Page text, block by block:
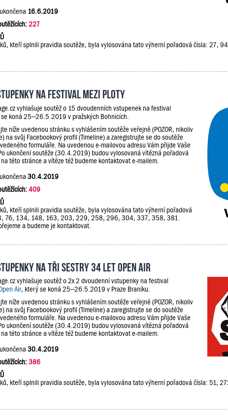
16.6.2019
227
kteří splnili pravidla soutěže, byla vylosována tato výherní pořadová čísla: 27,
na festival Mezi Ploty
vyhlašuje soutěž o 15 dvoudenních vstupenek na festival
koná 25–26.5.2019 v pražských Bohnicích.
níže uvedenou stránku s vyhlášením soutěže veřejně (POZOR, nikoliv
na svůj Facebookový profil (Timeline) a zaregistrujte se do soutěže
formuláře. Na uvedenou e-mailovou adresu Vám přijde Vaše
ukončení soutěže (30.4.2019) budou vylosovaná vítězná pořadová
této stránce a vítěze též budeme kontaktovat e-mailem.
30.4.2019
409
kteří splnili pravidla soutěže, byla vylosována tato výherní pořadová
76, 134, 148, 163, 203, 229, 258, 296, 304, 337, 358, 381.
a budeme je kontaktovat.
na Tři sestry 34 let Open Air
vyhlašuje soutěž o 2x 2 dvoudenní vstupenky na festival
Air, který se koná 25–26.5.2019 v Praze Braníku.
níže uvedenou stránku s vyhlášením soutěže veřejně (POZOR, nikoliv
na svůj Facebookový profil (Timeline) a zaregistrujte se do soutěže
formuláře. Na uvedenou e-mailovou adresu Vám přijde Vaše
ukončení soutěže (30.4.2019) budou vylosovaná vítězná pořadová
této stránce a vítěze též budeme kontaktovat e-mailem.
30.4.2019
386
kteří splnili pravidla soutěže, byla vylosována tato výherní pořadová čísla: 51,